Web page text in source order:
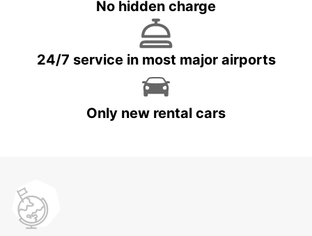
No hidden charge
24/7 service in most major airports
Only new rental cars